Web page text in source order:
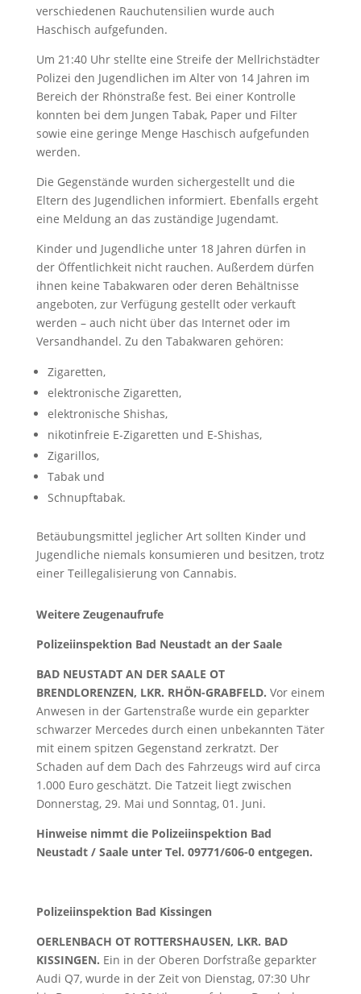
verschiedenen Rauchutensilien wurde auch
Haschisch aufgefunden.
Um 21:40 Uhr stellte eine Streife der Mellrichstädter
Polizei den Jugendlichen im Alter von 14 Jahren im
Bereich der Rhönstraße fest. Bei einer Kontrolle
konnten bei dem Jungen Tabak, Paper und Filter
sowie eine geringe Menge Haschisch aufgefunden
werden.
Die Gegenstände wurden sichergestellt und die
Eltern des Jugendlichen informiert. Ebenfalls ergeht
eine Meldung an das zuständige Jugendamt.
Kinder und Jugendliche unter 18 Jahren dürfen in
der Öffentlichkeit nicht rauchen. Außerdem dürfen
ihnen keine Tabakwaren oder deren Behältnisse
angeboten, zur Verfügung gestellt oder verkauft
werden – auch nicht über das Internet oder im
Versandhandel. Zu den Tabakwaren gehören:
Zigaretten,
elektronische Zigaretten,
elektronische Shishas,
nikotinfreie E-Zigaretten und E-Shishas,
Zigarillos,
Tabak und
Schnupftabak.
Betäubungsmittel jeglicher Art sollten Kinder und
Jugendliche niemals konsumieren und besitzen, trotz
einer Teillegalisierung von Cannabis.
Weitere Zeugenaufrufe
Polizeiinspektion Bad Neustadt an der Saale
BAD NEUSTADT AN DER SAALE OT
BRENDLORENZEN, LKR. RHÖN-GRABFELD. Vor einem
Anwesen in der Gartenstraße wurde ein geparkter
schwarzer Mercedes durch einen unbekannten Täter
mit einem spitzen Gegenstand zerkratzt. Der
Schaden auf dem Dach des Fahrzeugs wird auf circa
1.000 Euro geschätzt. Die Tatzeit liegt zwischen
Donnerstag, 29. Mai und Sonntag, 01. Juni.
Hinweise nimmt die Polizeiinspektion Bad
Neustadt / Saale unter Tel. 09771/606-0 entgegen.
Polizeiinspektion Bad Kissingen
OERLENBACH OT ROTTERSHAUSEN, LKR. BAD
KISSINGEN. Ein in der Oberen Dorfstraße geparkter
Audi Q7, wurde in der Zeit von Dienstag, 07:30 Uhr